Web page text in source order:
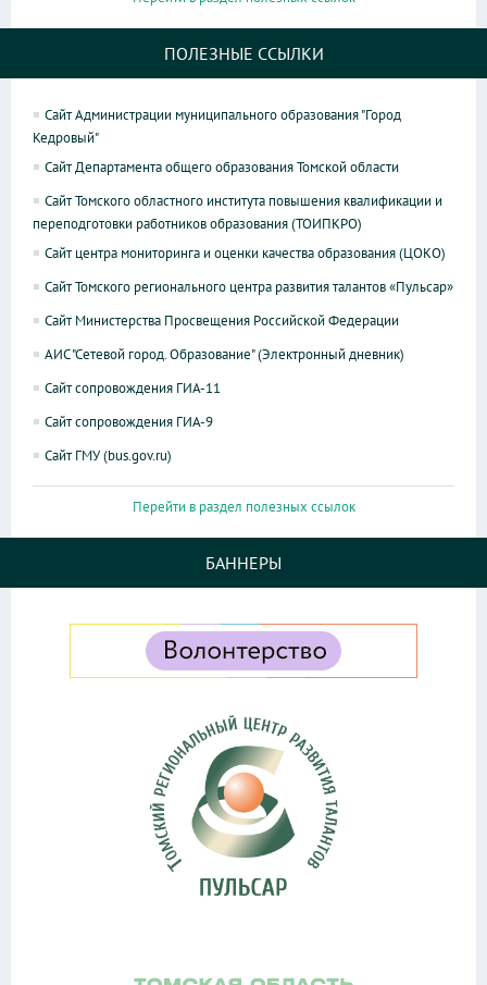
ПОЛЕЗНЫЕ ССЫЛКИ
Сайт Администрации муниципального образования "Город
Кедровый"
Сайт Департамента общего образования Томской области
Сайт Томского областного института повышения квалификации и
переподготовки работников образования (ТОИПКРО)
Сайт центра мониторинга и оценки качества образования (ЦОКО)
Сайт Томского регионального центра развития талантов «Пульсар»
Сайт Министерства Просвещения Российской Федерации
АИС "Сетевой город. Образование" (Электронный дневник)
Сайт сопровождения ГИА-11
Сайт сопровождения ГИА-9
Сайт ГМУ (bus.gov.ru)
Перейти в раздел полезных ссылок
БАННЕРЫ